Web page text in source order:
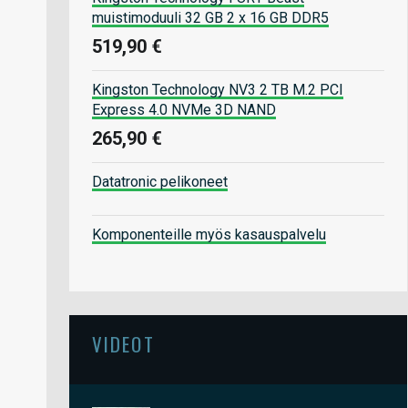
muistimoduuli 32 GB 2 x 16 GB DDR5
519,90 €
Kingston Technology NV3 2 TB M.2 PCI
Express 4.0 NVMe 3D NAND
265,90 €
Datatronic pelikoneet
Komponenteille myös kasauspalvelu
VIDEOT